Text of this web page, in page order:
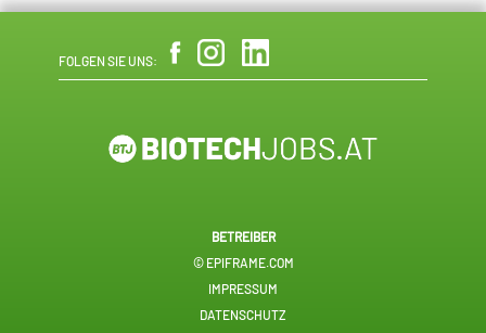
FOLGEN SIE UNS:
BETREIBER
© EPIFRAME.COM
IMPRESSUM
DATENSCHUTZ